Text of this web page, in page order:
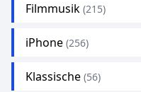
Filmmusik (215)
iPhone (256)
Klassische (56)